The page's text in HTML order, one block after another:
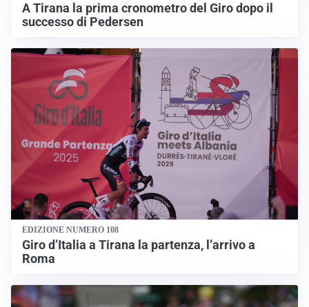
A Tirana la prima cronometro del Giro dopo il
successo di Pedersen
EDIZIONE NUMERO 108
Giro d’Italia a Tirana la partenza, l’arrivo a
Roma